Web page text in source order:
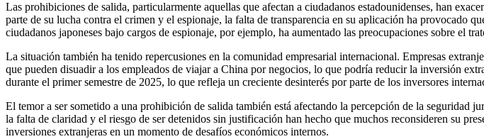
Las prohibiciones de salida, particularmente aquellas que afectan a ciudadanos estadounidenses, han
parte de su lucha contra el crimen y el espionaje, la falta de transparencia en su aplicación ha provocado
ciudadanos japoneses bajo cargos de espionaje, por ejemplo, ha aumentado las preocupaciones sobre el
La situación también ha tenido repercusiones en la comunidad empresarial internacional. Empresas
que pueden disuadir a los empleados de viajar a China por negocios, lo que podría reducir la inversión
durante el primer semestre de 2025, lo que refleja un creciente desinterés por parte de los inversores
El temor a ser sometido a una prohibición de salida también está afectando la percepción de la seguridad
la falta de claridad y el riesgo de ser detenidos sin justificación han hecho que muchos reconsideren su
inversiones extranjeras en un momento de desafíos económicos internos.